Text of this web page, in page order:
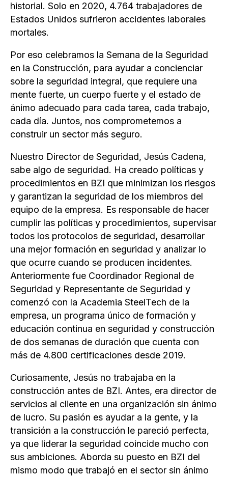
historial. Solo en 2020, 4.764 trabajadores de
Estados Unidos sufrieron accidentes laborales
mortales.
Por eso celebramos la Semana de la Seguridad
en la Construcción, para ayudar a concienciar
sobre la seguridad integral, que requiere una
mente fuerte, un cuerpo fuerte y el estado de
ánimo adecuado para cada tarea, cada trabajo,
cada día. Juntos, nos comprometemos a
construir un sector más seguro.
Nuestro Director de Seguridad, Jesús Cadena,
sabe algo de seguridad. Ha creado políticas y
procedimientos en BZI que minimizan los riesgos
y garantizan la seguridad de los miembros del
equipo de la empresa. Es responsable de hacer
cumplir las políticas y procedimientos, supervisar
todos los protocolos de seguridad, desarrollar
una mejor formación en seguridad y analizar lo
que ocurre cuando se producen incidentes.
Anteriormente fue Coordinador Regional de
Seguridad y Representante de Seguridad y
comenzó con la Academia SteelTech de la
empresa, un programa único de formación y
educación continua en seguridad y construcción
de dos semanas de duración que cuenta con
más de 4.800 certificaciones desde 2019.
Curiosamente, Jesús no trabajaba en la
construcción antes de BZI. Antes, era director de
servicios al cliente en una organización sin ánimo
de lucro. Su pasión es ayudar a la gente, y la
transición a la construcción le pareció perfecta,
ya que liderar la seguridad coincide mucho con
sus ambiciones. Aborda su puesto en BZI del
mismo modo que trabajó en el sector sin ánimo